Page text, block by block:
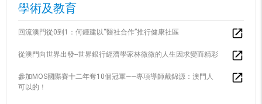
學術及教育
回流澳門從0到1：何鍾建以“醫社合作”推行健康社區
從澳門向世界出發--世界銀行經濟學家林微微的人生因求變而精彩
參加MOS國際賽十二年奪10個冠軍——專項導師戴錦源：澳門人
可以的！